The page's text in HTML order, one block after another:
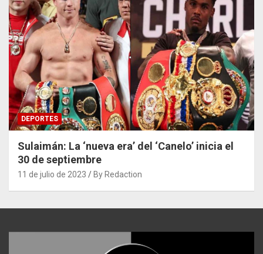
DEPORTES
Sulaimán: La ‘nueva era’ del ‘Canelo’ inicia el
30 de septiembre
11 de julio de 2023 By Redaction